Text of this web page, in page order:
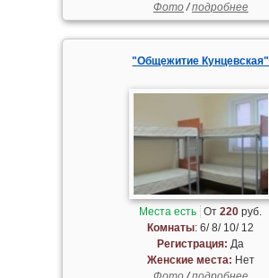
Фото/подробнее
"Общежитие Кунцевская"
Места есть От220 руб.
Комнаты: 6/ 8/ 10/ 12
Регистрация: Да
Женские места: Нет